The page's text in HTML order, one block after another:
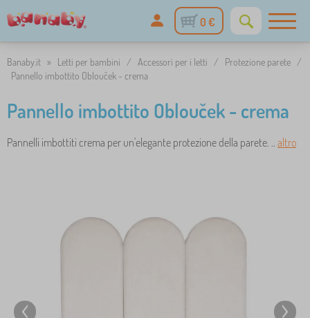
0 €
Banaby.it » Letti per bambini / Accessori per i letti / Protezione parete /
Pannello imbottito Oblouček - crema
Pannello imbottito Oblouček - crema
Pannelli imbottiti crema per un'elegante protezione della parete. .. altro